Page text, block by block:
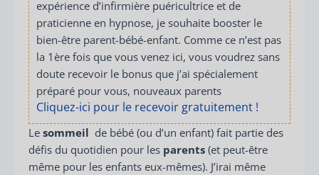
expérience d’infirmière puéricultrice et de
praticienne en hypnose, je souhaite booster le
bien-être parent-bébé-enfant. Comme ce n’est pas
la 1ère fois que vous venez ici, vous voudrez sans
doute recevoir le bonus que j’ai spécialement
préparé pour vous, nouveaux parents
Cliquez-ici pour le recevoir gratuitement !
Le sommeil de bébé (ou d’un enfant) fait partie des
défis du quotidien pour les parents (et peut-être
même pour les enfants eux-mêmes). J’irai même